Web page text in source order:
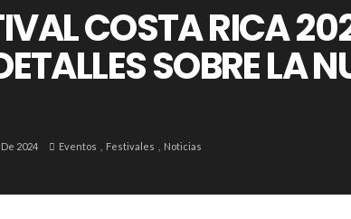
COSTA RICA
SOBRE LA
2024 Eventos Festivales Noticias